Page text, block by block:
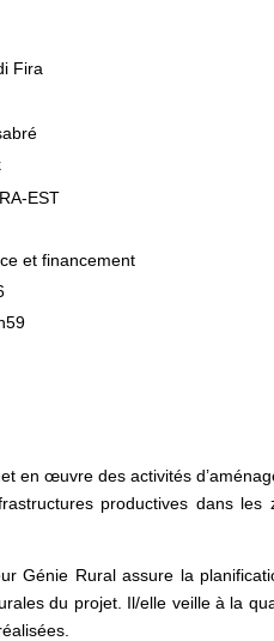
Fira
EST
et financement
en œuvre des activités
productives dans
Génie Rural assure la
du projet. Il/elle veille à la